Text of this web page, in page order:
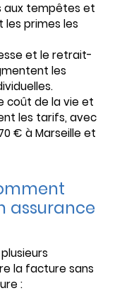
aux tempêtes et
les primes les
et le retrait-
les
coût de la vie et
les tarifs, avec
€ à Marseille et
assurance
la facture sans
: